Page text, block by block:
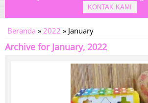
KONTAK KAMI
Beranda » 2022 » January
Archive for January, 2022